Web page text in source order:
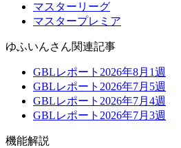
マスターリーグ
マスタープレミア
ゆふいんさん関連記事
GBLレポート2026年8月1週
GBLレポート2026年7月5週
GBLレポート2026年7月4週
GBLレポート2026年7月3週
機能解説